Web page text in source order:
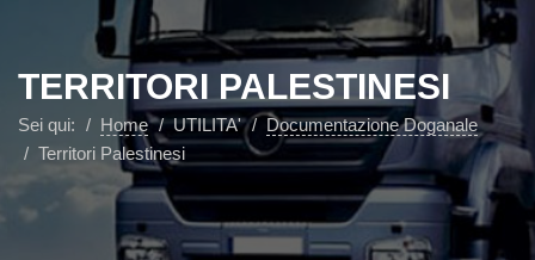
TERRITORI PALESTINESI
Sei qui: Home UTILITA'
Documentazione Doganale
Territori Palestinesi